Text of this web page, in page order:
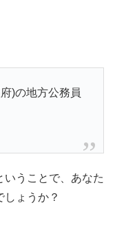
の地方公務員
うことで、あなた
ょうか？